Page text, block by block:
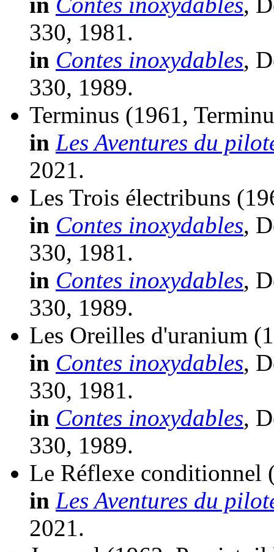
330, 1981.
in Contes inoxydables,
330, 1989.
Terminus (1961,
in Les Aventures du
2021.
Les Trois électribuns
in Contes inoxydables,
330, 1981.
in Contes inoxydables,
330, 1989.
Les Oreilles d'uranium
in Contes inoxydables,
330, 1981.
in Contes inoxydables,
330, 1989.
Le Réflexe conditionnel
in Les Aventures du
2021.